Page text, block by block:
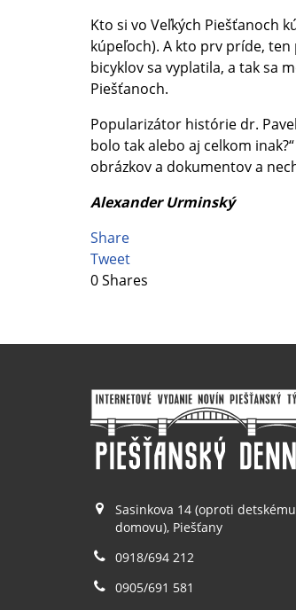
Kto si vo Veľkých Piešťanoch
kúpeľoch). A kto prv príde,
bicyklov sa vyplatila, a tak sa
Piešťanoch.
Popularizátor histórie dr.
bolo tak alebo aj celkom
obrázkov a dokumentov a
Alexander Urminský
Share
Tweet
0Shares
Sasinkova 14 (oproti detskému
domovu), Piešťany
0918/694 212
0905/691 581